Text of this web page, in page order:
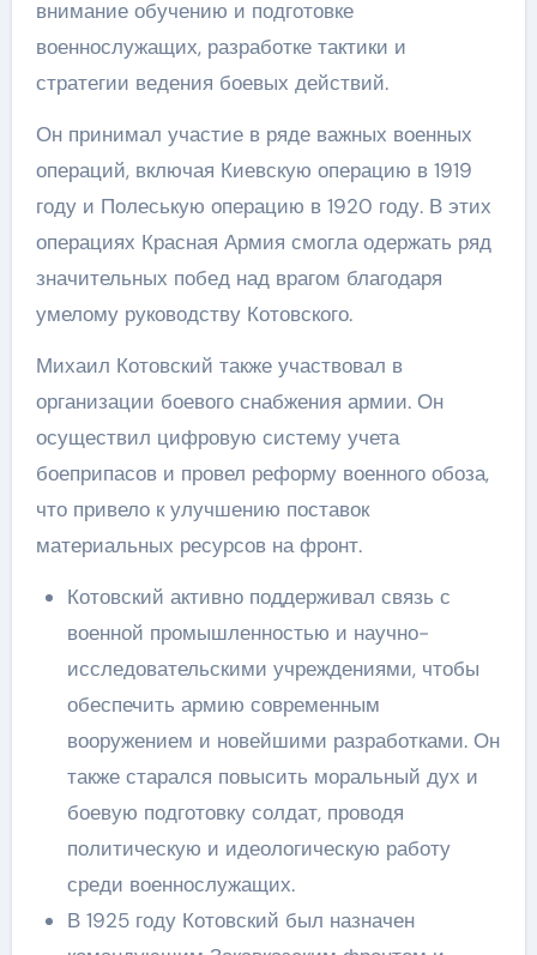
внимание обучению и подготовке
военнослужащих, разработке тактики и
стратегии ведения боевых действий.
Он принимал участие в ряде важных военных
операций, включая Киевскую операцию в 1919
году и Полеськую операцию в 1920 году. В этих
операциях Красная Армия смогла одержать ряд
значительных побед над врагом благодаря
умелому руководству Котовского.
Михаил Котовский также участвовал в
организации боевого снабжения армии. Он
осуществил цифровую систему учета
боеприпасов и провел реформу военного обоза,
что привело к улучшению поставок
материальных ресурсов на фронт.
Котовский активно поддерживал связь с
военной промышленностью и научно-
исследовательскими учреждениями, чтобы
обеспечить армию современным
вооружением и новейшими разработками. Он
также старался повысить моральный дух и
боевую подготовку солдат, проводя
политическую и идеологическую работу
среди военнослужащих.
В 1925 году Котовский был назначен